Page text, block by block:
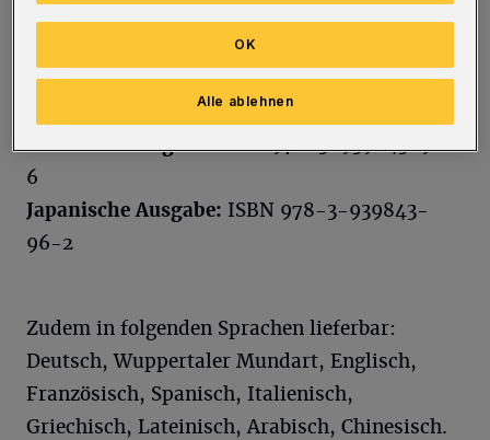
20 Seiten, Format 11,5 x 12,5 cm, Verlag:
Edition Köndgen, Taschenbuch: 2,50 Euro.
Polnische Ausgabe:ISBN 978-3-939843-97-9
Türkische Ausgabe:ISBN 978-3-939843-98-
6
Japanische Ausgabe: ISBN 978-3-939843-
96-2
Zudem in folgenden Sprachen lieferbar:
Deutsch, Wuppertaler Mundart, Englisch,
Französisch, Spanisch, Italienisch,
Griechisch, Lateinisch, Arabisch, Chinesisch.
Alle ablehnen
OK